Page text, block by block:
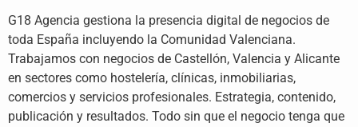
G18 Agencia gestiona la presencia digital de negocios de
toda España incluyendo la Comunidad Valenciana.
Trabajamos con negocios de Castellón, Valencia y Alicante
en sectores como hostelería, clínicas, inmobiliarias,
comercios y servicios profesionales. Estrategia, contenido,
publicación y resultados. Todo sin que el negocio tenga que